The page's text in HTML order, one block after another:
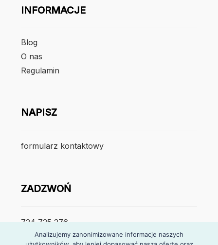
INFORMACJE
Blog
O nas
Regulamin
NAPISZ
formularz kontaktowy
ZADZWOŃ
724 725 276
Analizujemy zanonimizowane informacje naszych